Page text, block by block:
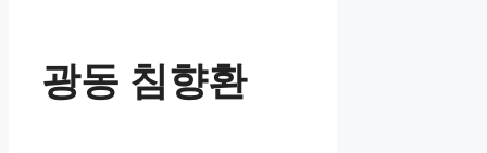
광동 침향환